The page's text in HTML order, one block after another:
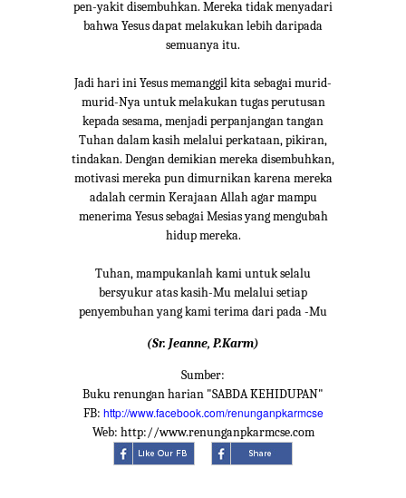
pen-yakit disembuhkan. Mereka tidak menyadari
bahwa Yesus dapat melakukan lebih daripada
semuanya itu.
Jadi hari ini Yesus memanggil kita sebagai murid-
murid-Nya untuk melakukan tugas perutusan
kepada sesama, menjadi perpanjangan tangan
Tuhan dalam kasih melalui perkataan, pikiran,
tindakan. Dengan demikian mereka disembuhkan,
motivasi mereka pun dimurnikan karena mereka
adalah cermin Kerajaan Allah agar mampu
menerima Yesus sebagai Mesias yang mengubah
hidup mereka.
Tuhan, mampukanlah kami untuk selalu
bersyukur atas kasih-Mu melalui setiap
penyembuhan yang kami terima dari pada -Mu
(Sr. Jeanne, P.Karm)
Sumber:
Buku renungan harian "SABDA KEHIDUPAN"
FB: http://www.facebook.com/renunganpkarmcse
Web: http://www.renunganpkarmcse.com